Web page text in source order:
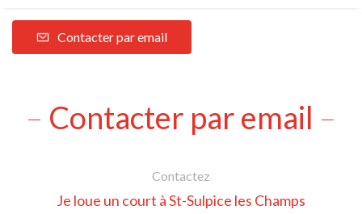
Contacter par email
Contacter par email
Contactez
Je loue un court à St-Sulpice les Champs